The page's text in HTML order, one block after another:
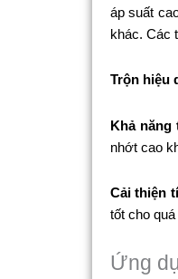
áp suất
khác. Các
Trộn hiệu
Khả
nhớt cao
Cải thiện
tốt cho
Ứng